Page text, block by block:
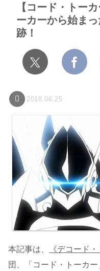
【コード・トー
ーカーから始ま
跡！
2018.06.25
本記事は、 《デコード・
団、「コード・トーカ